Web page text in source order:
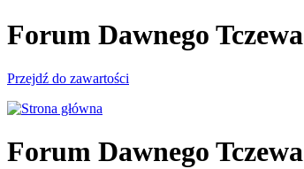
Forum Dawnego Tczewa
Przejdź do zawartości
Forum Dawnego Tczewa